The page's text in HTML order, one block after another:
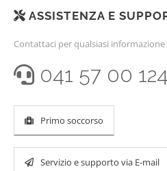
ASSISTENZA E
Contattaci per qualsiasi
041 57 00 124
Primo soccorso
Servizio e supporto via E-mail